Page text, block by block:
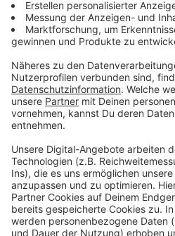
plant, dass die
Aggertal-Höhle öffentlich
Windloch-Höhle selbst wird
nicht zugänglich gemacht. Im
weitere wissenschaftliche
sprechen und ein
beschließen.